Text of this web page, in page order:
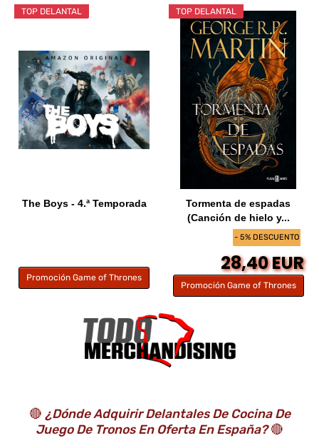
TOP DELANTAL
The Boys - 4.ª Temporada
Promoción Game of Thrones
- 5% DESCUENTO
TOP DELANTAL
Tormenta de espadas
(Canción de hielo y...
28,40 EUR
Promoción Game of Thrones
🔴 ¿Dónde Adquirir Delantales De Cocina De
Juego De Tronos En Oferta En España?🔴